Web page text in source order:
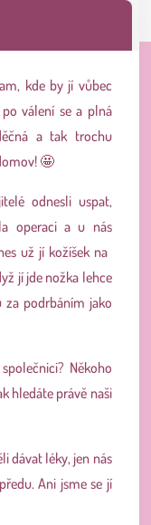
kde by jí vůbec
válení se a plná
a tak trochu
🤩
odnesli uspat,
operaci a u nás
už jí kožíšek na
jí jde nožka lehce
za podrbáním jako
Někoho
hledáte právě naši
dávat léky, jen nás
Ani jsme se jí